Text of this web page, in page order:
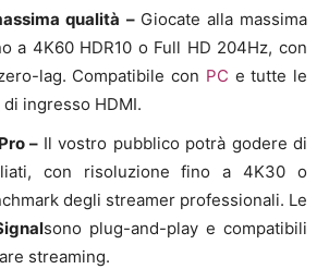
qualità – Giocate alla massima
a 4K60 HDR10 o Full HD 204Hz, con
lag. Compatibile con PC e tutte le
ingresso HDMI.
– Il vostro pubblico potrà godere di
con risoluzione fino a 4K30 o
degli streamer professionali. Le
sono plug-and-play e compatibili
streaming.